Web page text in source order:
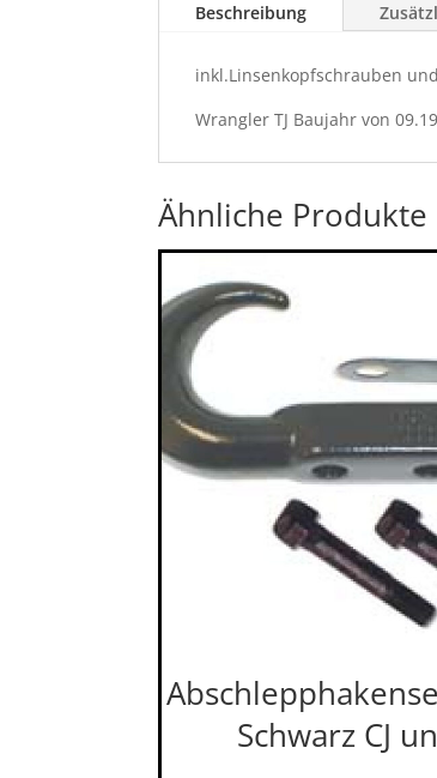
Beschreibung
inkl.Linsenkopfschrauben
Wrangler TJ Baujahr von
Ähnliche Produkte
Schwarz CJ